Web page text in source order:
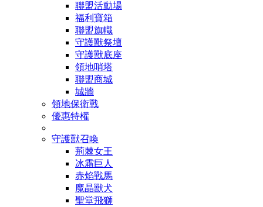
聯盟活動場
福利寶箱
聯盟旗幟
守護獸祭壇
守護獸底座
領地哨塔
聯盟商城
城牆
領地保衛戰
優惠特權
守護獸召喚
荊棘女王
冰霜巨人
赤焰戰馬
魔晶獸犬
聖堂飛獅